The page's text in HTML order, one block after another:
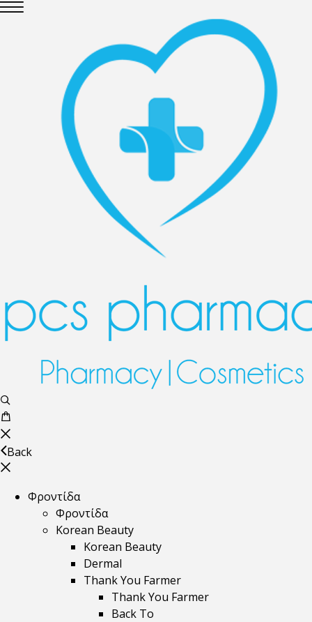
Back
Φροντίδα
Φροντίδα
Korean Beauty
Korean Beauty
Dermal
Thank You Farmer
Thank You Farmer
Back To